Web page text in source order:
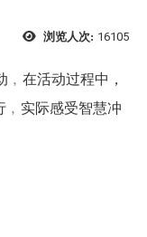
浏览人次: 16105
在活动过程中，
﹐实际感受智慧冲